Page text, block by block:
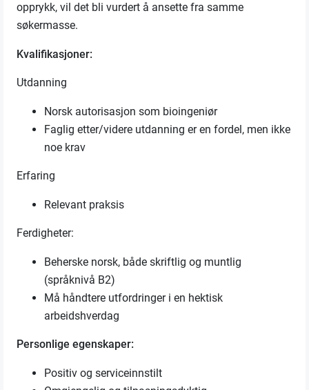
opprykk, vil det bli vurdert å ansette fra samme
søkermasse.
Kvalifikasjoner:
Utdanning
Norsk autorisasjon som bioingeniør
Faglig etter/videre utdanning er en fordel, men ikke
noe krav
Erfaring
Relevant praksis
Ferdigheter:
Beherske norsk, både skriftlig og muntlig
(språknivå B2)
Må håndtere utfordringer i en hektisk
arbeidshverdag
Personlige egenskaper:
Positiv og serviceinnstilt